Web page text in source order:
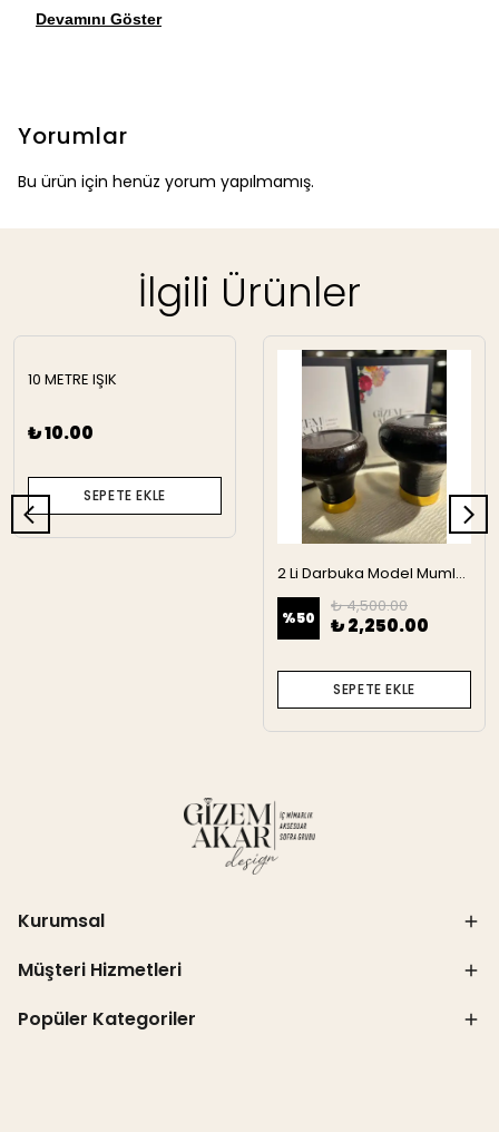
Devamını Göster
Yorumlar
Bu ürün için henüz yorum yapılmamış.
İlgili Ürünler
10 METRE IŞIK
₺ 10.00
SEPETE EKLE
2 Li Darbuka Model Mumluk
%50
₺ 4,500.00
₺ 2,250.00
SEPETE EKLE
Kurumsal
Müşteri Hizmetleri
Popüler Kategoriler